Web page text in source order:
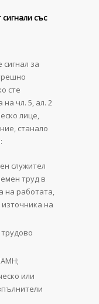
със
за
сте
чл. 5, ал. 2
лице,
станало
служител
труд в
на работата,
на
или